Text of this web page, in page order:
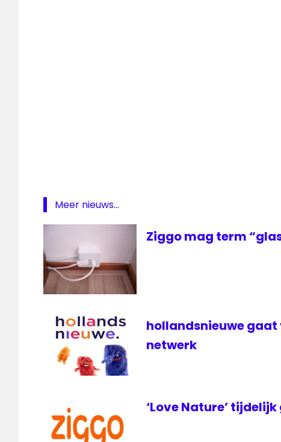
TVMeer nieuws...
Ziggo mag term
hollandsnieuwe
netwerk
‘Love Nature’